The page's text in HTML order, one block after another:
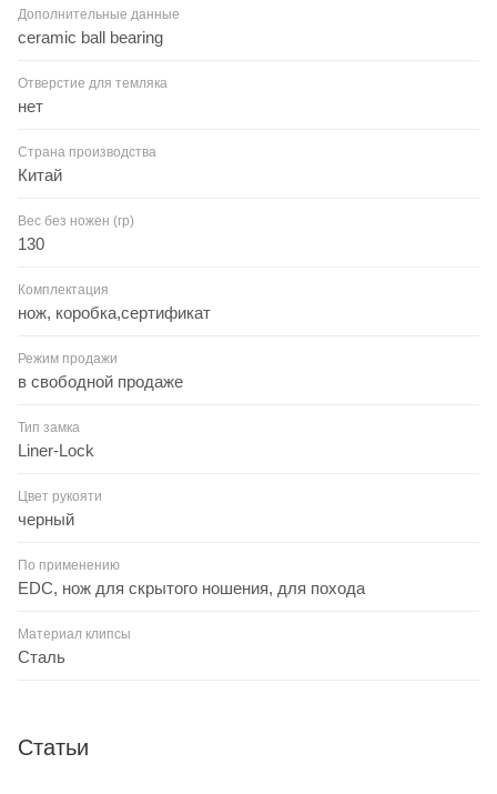
Дополнительные данные
ceramic ball bearing
Отверстие для темляка
нет
Страна производства
Китай
Вес без ножен (гр)
130
Комплектация
нож, коробка,сертификат
Режим продажи
в свободной продаже
Тип замка
Liner-Lock
Цвет рукояти
черный
По применению
EDC, нож для скрытого ношения, для похода
Материал клипсы
Сталь
Статьи